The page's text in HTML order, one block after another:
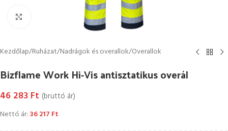
Kattintson a nagyításhoz
Kezdőlap/Ruházat/Nadrágok és overallok/Overallok
Bizflame Work Hi-Vis antisztatikus overál
46 283 Ft (bruttó ár)
Nettó ár: 36 217 Ft